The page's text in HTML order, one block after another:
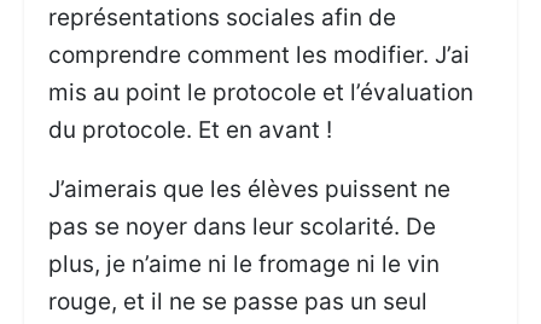
représentations sociales afin de
comprendre comment les modifier. J’ai
mis au point le protocole et l’évaluation
du protocole. Et en avant !
J’aimerais que les élèves puissent ne
pas se noyer dans leur scolarité. De
plus, je n’aime ni le fromage ni le vin
rouge, et il ne se passe pas un seul